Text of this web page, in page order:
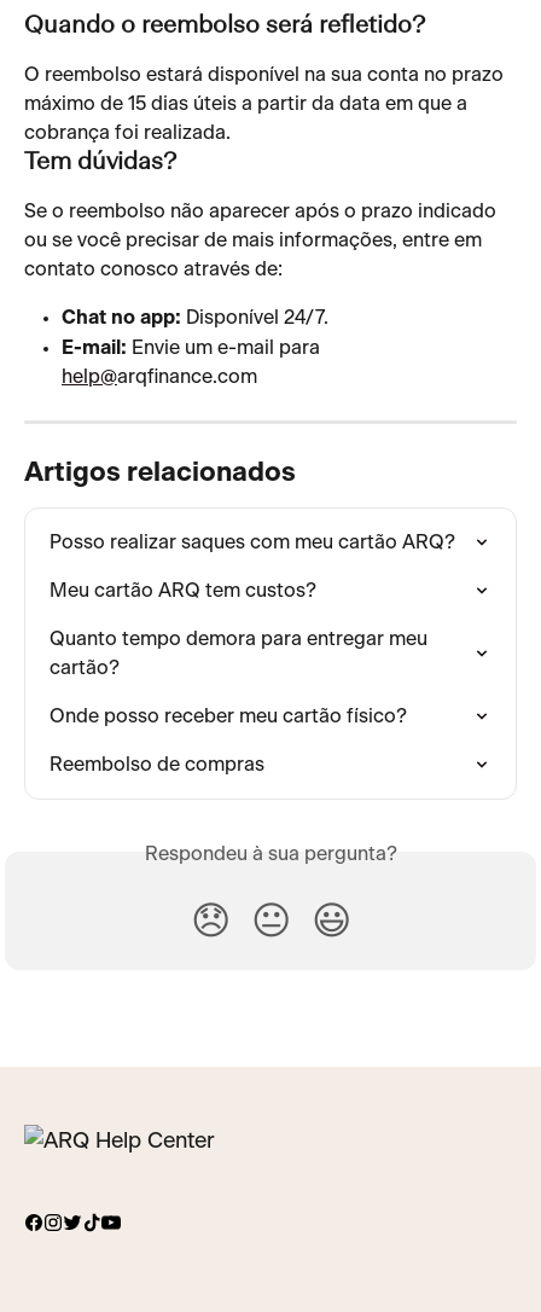
Quando o reembolso será refletido?
O reembolso estará disponível na sua conta no prazo
máximo de 15 dias úteis a partir da data em que a
cobrança foi realizada.
Tem dúvidas?
Se o reembolso não aparecer após o prazo indicado
ou se você precisar de mais informações, entre em
contato conosco através de:
Chat no app: Disponível 24/7.
E-mail: Envie um e-mail para
help@arqfinance.com
Artigos relacionados
Posso realizar saques com meu cartão ARQ?
Meu cartão ARQ tem custos?
Quanto tempo demora para entregar meu
cartão?
Onde posso receber meu cartão físico?
Reembolso de compras
Respondeu à sua pergunta?
😞 😐 😃